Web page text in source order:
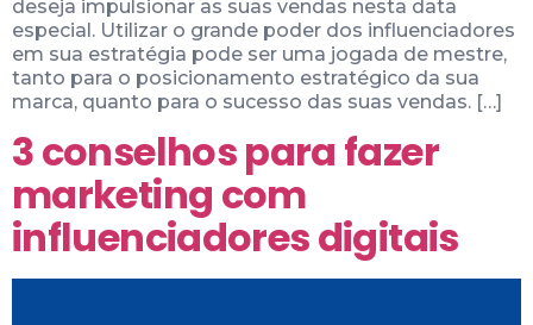
deseja impulsionar as suas vendas nesta data
especial. Utilizar o grande poder dos influenciadores
em sua estratégia pode ser uma jogada de mestre,
tanto para o posicionamento estratégico da sua
marca, quanto para o sucesso das suas vendas. […]
3 conselhos para fazer
marketing com
influenciadores digitais